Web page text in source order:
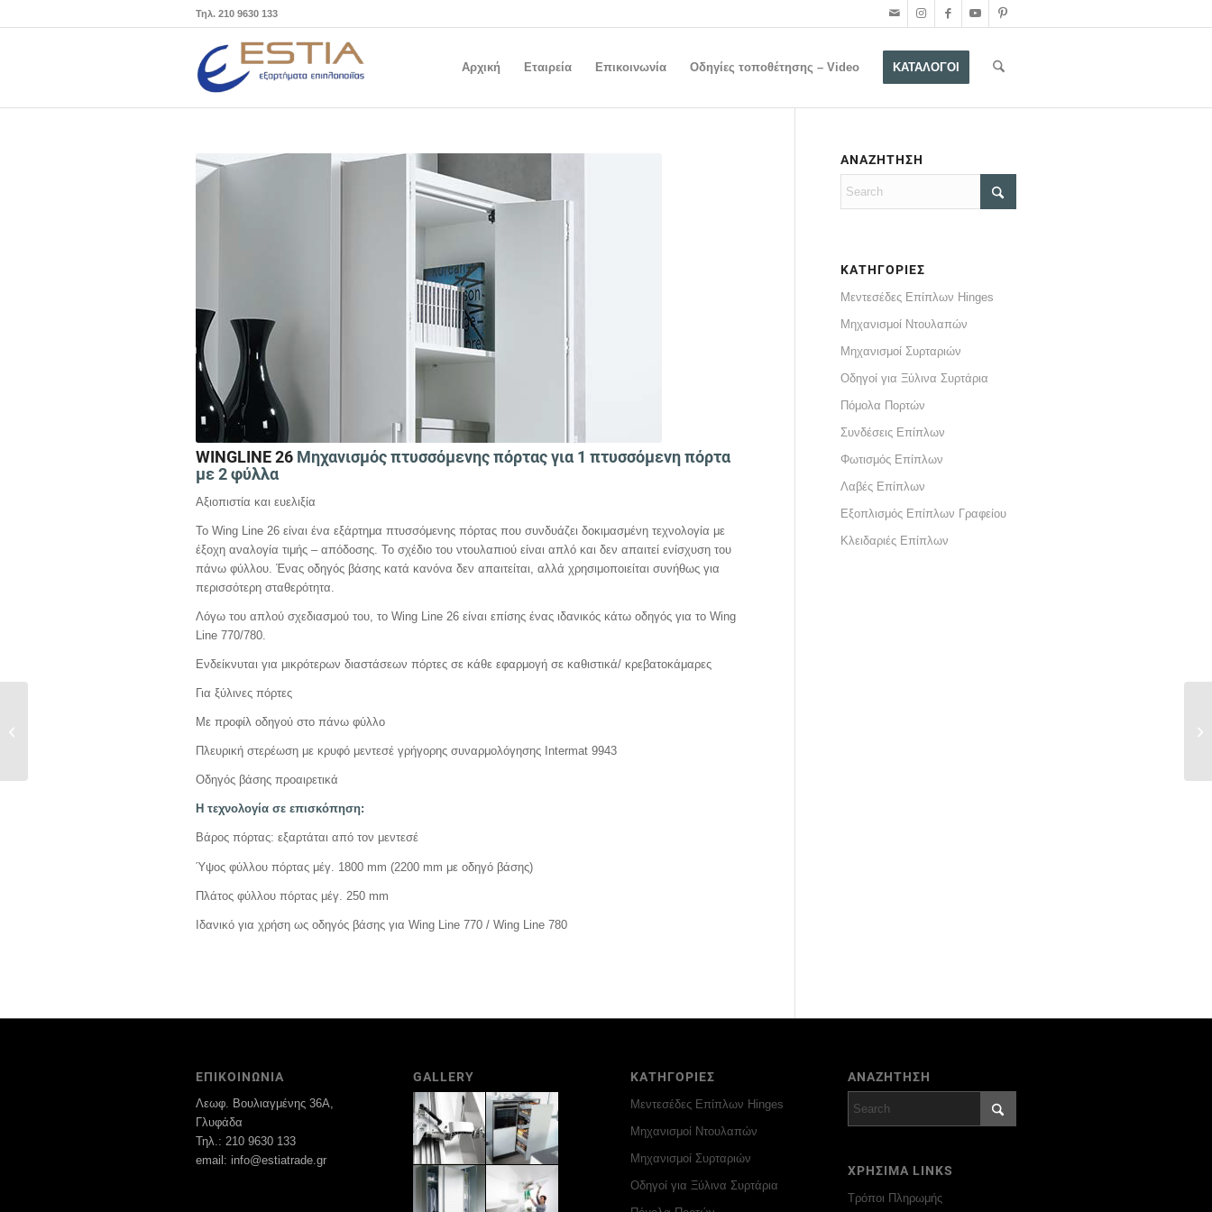
Τηλ. 210 9630 133
Αρχική Εταιρεία Επικοινωνία Οδηγίες τοποθέτησης – Video ΚΑΤΑΛΟΓΟΙ
WINGLINE 26 Μηχανισμός πτυσσόμενης πόρτας για 1 πτυσσόμενη πόρτα
με 2 φύλλα
Αξιοπιστία και ευελιξία
To Wing Line 26 είναι ένα εξάρτημα πτυσσόμενης πόρτας που συνδυάζει δοκιμασμένη τεχνολογία με
έξοχη αναλογία τιμής – απόδοσης. To σχέδιο του ντουλαπιού είναι απλό και δεν απαιτεί ενίσχυση του
πάνω φύλλου. Ένας οδηγός βάσης κατά κανόνα δεν απαιτείται, αλλά χρησιμοποιείται συνήθως για
περισσότερη σταθερότητα.
Λόγω του απλού σχεδιασμού του, το Wing Line 26 είναι επίσης ένας ιδανικός κάτω οδηγός για το Wing
Line 770/780.
Ενδείκνυται για μικρότερων διαστάσεων πόρτες σε κάθε εφαρμογή σε καθιστικά/ κρεβατοκάμαρες
Για ξύλινες πόρτες
Με προφίλ οδηγού στο πάνω φύλλο
Πλευρική στερέωση με κρυφό μεντεσέ γρήγορης συναρμολόγησης Intermat 9943
Οδηγός βάσης προαιρετικά
Η τεχνολογία σε επισκόπηση:
Βάρος πόρτας: εξαρτάται από τον μεντεσέ
Ύψος φύλλου πόρτας μέγ. 1800 mm (2200 mm με οδηγό βάσης)
Πλάτος φύλλου πόρτας μέγ. 250 mm
Ιδανικό για χρήση ως οδηγός βάσης για Wing Line 770 / Wing Line 780
ΑΝΑΖΗΤΗΣΗ
ΚΑΤΗΓΟΡΙΕΣ
Μεντεσέδες Επίπλων Hinges
Μηχανισμοί Ντουλαπών
Μηχανισμοί Συρταριών
Οδηγοί για Ξύλινα Συρτάρια
Πόμολα Πορτών
Συνδέσεις Επίπλων
Φωτισμός Επίπλων
Λαβές Επίπλων
Εξοπλισμός Επίπλων Γραφείου
Κλειδαριές Επίπλων
ΕΠΙΚΟΙΝΩΝΙΑ
Λεωφ. Βουλιαγμένης 36Α,
Γλυφάδα
Τηλ.: 210 9630 133
email: info@estiatrade.gr
GALLERY ΚΑΤΗΓΟΡΙΕΣ
Μεντεσέδες Επίπλων Hinges
Μηχανισμοί Ντουλαπών
Μηχανισμοί Συρταριών
Οδηγοί για Ξύλινα Συρτάρια
ΑΝΑΖΗΤΗΣΗ
ΧΡΗΣΙΜΑ LINKS
Τρόποι Πληρωμής